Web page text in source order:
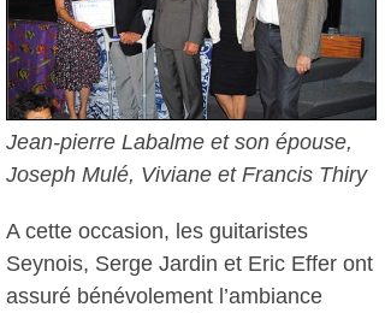
Jean-pierre Labalme et son épouse,
Joseph Mulé, Viviane et Francis Thiry
A cette occasion, les guitaristes
Seynois, Serge Jardin et Eric Effer ont
assuré bénévolement l’ambiance